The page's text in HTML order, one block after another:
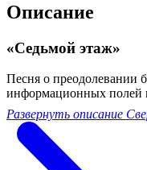
Описание
«Седьмой этаж»
Песня о преодолевании
информационных полей
Развернуть описание